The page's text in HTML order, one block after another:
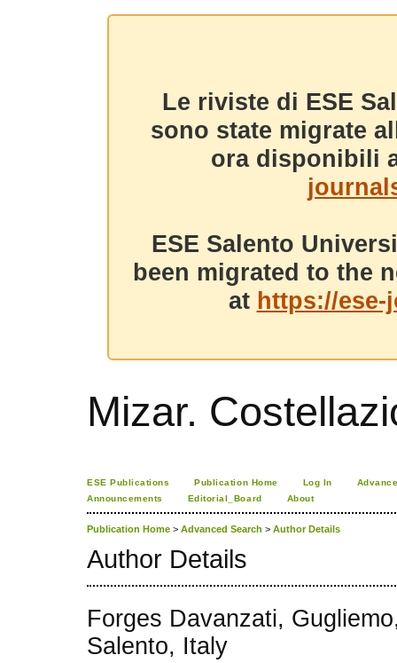
Le riviste di ESE
sono state migrate
ora disponibili
ESE Salento
been migrated to the
at https://
Mizar.
ESE Publications Publication Home Log In
Announcements
Editorial_Board About
Publication Home > Advanced Search > Author Details
Author Details
Forges Davanzati,
Salento, Italy